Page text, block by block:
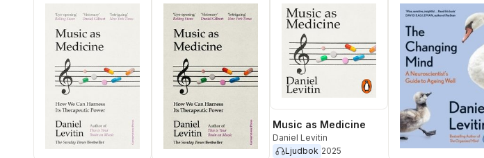
Music as Medicine
Daniel Levitin
Ljudbok 2025